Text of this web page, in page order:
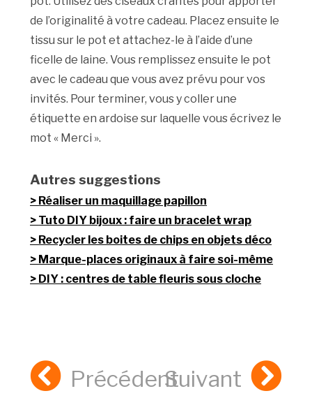
de l’originalité à votre cadeau. Placez ensuite le
tissu sur le pot et attachez-le à l’aide d’une
ficelle de laine. Vous remplissez ensuite le pot
avec le cadeau que vous avez prévu pour vos
invités. Pour terminer, vous y coller une
étiquette en ardoise sur laquelle vous écrivez le
mot « Merci ».
Autres suggestions
Réaliser un maquillage papillon
Tuto DIY bijoux : faire un bracelet wrap
Recycler les boites de chips en objets déco
Marque-places originaux à faire soi-même
DIY : centres de table fleuris sous cloche
PrécédentSuivant